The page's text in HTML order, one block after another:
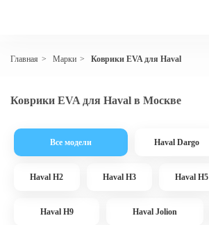
Главная > Марки > Коврики EVA для Haval
Коврики EVA для Haval в Москве
Все модели Haval Dargo
Haval H2 Haval H3 Haval H5
Haval H9 Haval Jolion